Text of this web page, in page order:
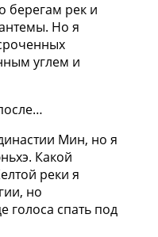
берегам рек и
Но я
углем и
Мин, но я
Какой
реки я
но
голоса спать под